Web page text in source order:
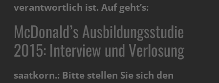
verantwortlich ist. Auf geht’s:
McDonald’s Ausbildungsstudie
2015: Interview und Verlosung
saatkorn.: Bitte stellen Sie sich den